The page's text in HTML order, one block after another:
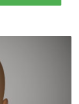
yaklaşık 80 bin